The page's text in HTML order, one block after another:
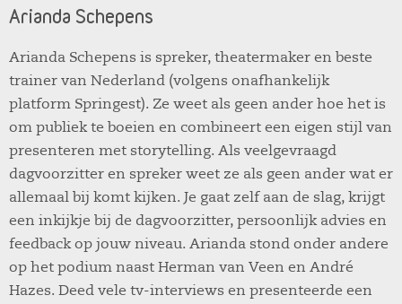
Arianda Schepens
Arianda Schepens is spreker, theatermaker en beste
trainer van Nederland (volgens onafhankelijk
platform Springest). Ze weet als geen ander hoe het is
om publiek te boeien en combineert een eigen stijl van
presenteren met storytelling. Als veelgevraagd
dagvoorzitter en spreker weet ze als geen ander wat er
allemaal bij komt kijken. Je gaat zelf aan de slag, krijgt
een inkijkje bij de dagvoorzitter, persoonlijk advies en
feedback op jouw niveau. Arianda stond onder andere
op het podium naast Herman van Veen en André
Hazes. Deed vele tv-interviews en presenteerde een